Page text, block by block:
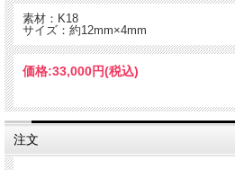
素材：K18
サイズ：約12mm×4mm
価格:33,000円(税込)
注文